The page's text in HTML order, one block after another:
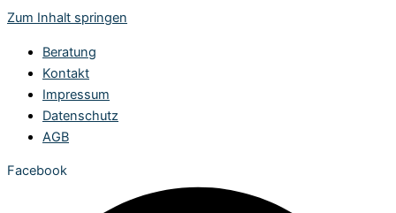
Zum Inhalt springen
Beratung
Kontakt
Impressum
Datenschutz
AGB
Facebook